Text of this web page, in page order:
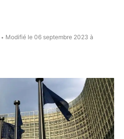
• Modifié le 06 septembre 2023 à